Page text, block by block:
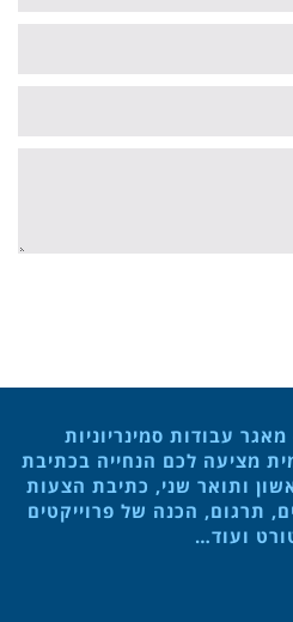
עבודות סמינריוניות
מציעה לכם הנחייה בכתיבת
ותואר שני, כתיבת הצעות
תרגום, הכנה של פרוייקטים
ועוד…